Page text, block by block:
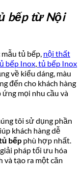
bếp từ Nội
tủ bếp, nội thất
bếp Inox,tủ bếp Inox
về kiểu dáng, màu
đến cho khách hàng
mọi nhu cầu và
tôi sử dụng phần
khách hàng dễ
bếp phù hợp nhất.
pháp tối ưu hóa
và tạo ra một căn